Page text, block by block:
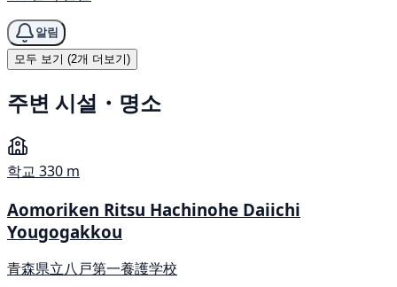
알림
모두 보기 (2개 더보기)
주변 시설・명소
학교 330 m
Aomoriken Ritsu Hachinohe Daiichi
Yougogakkou
青森県立八戸第一養護学校